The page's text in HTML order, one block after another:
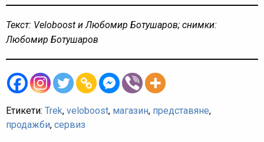
Текст: Veloboost и Любомир Ботушаров; снимки:
Любомир Ботушаров
Етикети: Trek, veloboost, магазин, представяне,
продажби, сервиз